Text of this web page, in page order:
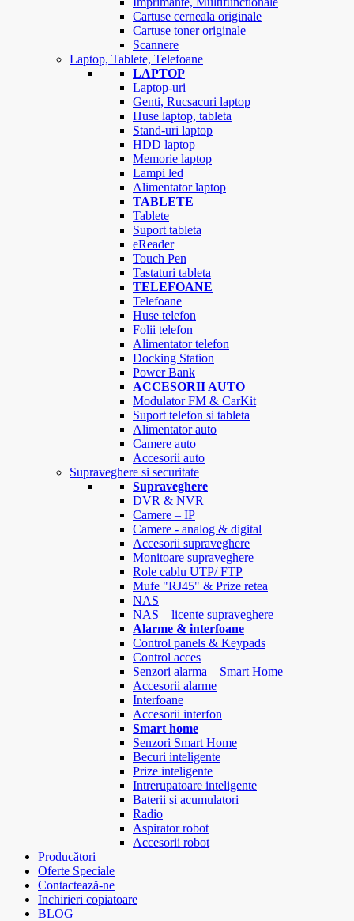
Cartuse cerneala originale
Cartuse toner originale
Scannere
Laptop, Tablete, Telefoane
LAPTOP
Laptop-uri
Genti, Rucsacuri laptop
Huse laptop, tableta
Stand-uri laptop
HDD laptop
Memorie laptop
Lampi led
Alimentator laptop
TABLETE
Tablete
Suport tableta
eReader
Touch Pen
Tastaturi tableta
TELEFOANE
Telefoane
Huse telefon
Folii telefon
Alimentator telefon
Docking Station
Power Bank
ACCESORII AUTO
Modulator FM & CarKit
Suport telefon si tableta
Alimentator auto
Camere auto
Accesorii auto
Supraveghere si securitate
Supraveghere
DVR & NVR
Camere – IP
Camere - analog & digital
Accesorii supraveghere
Monitoare supraveghere
Role cablu UTP/ FTP
Mufe "RJ45" & Prize retea
NAS
NAS – licente supraveghere
Alarme & interfoane
Control panels & Keypads
Control acces
Senzori alarma – Smart Home
Accesorii alarme
Interfoane
Accesorii interfon
Smart home
Senzori Smart Home
Becuri inteligente
Prize inteligente
Intrerupatoare inteligente
Baterii si acumulatori
Radio
Aspirator robot
Accesorii robot
Producători
Oferte Speciale
Contactează-ne
Inchirieri copiatoare
BLOG